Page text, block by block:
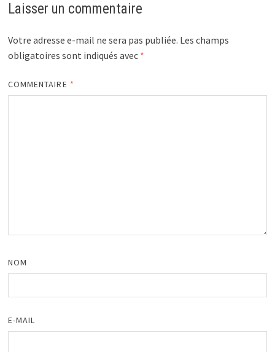
Laisser un commentaire
Votre adresse e-mail ne sera pas publiée. Les champs
obligatoires sont indiqués avec *
COMMENTAIRE *
NOM
E-MAIL